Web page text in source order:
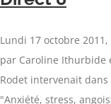
Lundi 17 octobre
par Caroline Ithurbide
Rodet intervenait
"Anxiété, stress,